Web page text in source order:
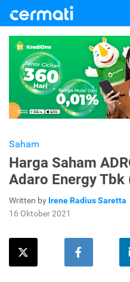
Saham
Harga Saham
Adaro Energy Tbk
Written by Irene Radius Saretta
16 Oktober 2021